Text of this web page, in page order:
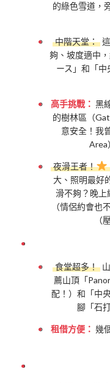
的綠色雪道，
中階天堂：
夠、坡度適中
ース」和「
高手挑戰： 黑
的樹林區（
意安全！我
Area
夜滑王者！
大、照明最好
滑不夠？晚上
（情侶約會也
（
食堂超多！
薦山頂「
配！）和「中
腳「石
租借方便： 幾